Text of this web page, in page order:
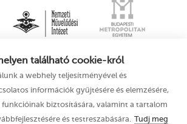
található cookie-król
a webhely teljesítményével és
információk gyűjtésére és elemzésére,
funkcióinak biztosítására, valamint a tartalom
és testreszabására. Tudj meg